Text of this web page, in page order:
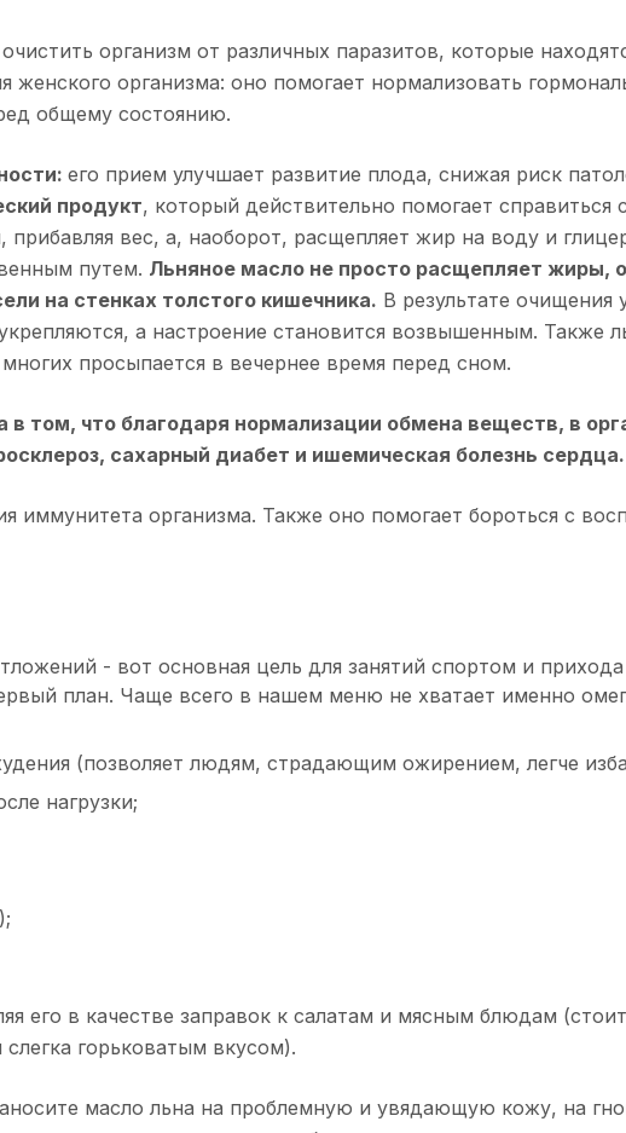
организм от различных паразитов, которые
женского организма: оно помогает нормализовать
общему состоянию.
его прием улучшает развитие плода, снижая риск
продукт, который действительно помогает справиться
вес, а, наоборот, расщепляет жир на воду и
путем. Льняное масло не просто расщепляет жиры,
на стенках толстого кишечника. В результате очищения
а настроение становится возвышенным. Также
просыпается в вечернее время перед сном.
в том, что благодаря нормализации обмена веществ, в
сахарный диабет и ишемическая болезнь сердца.
организма. Также оно помогает бороться с
- вот основная цель для занятий спортом и
план. Чаще всего в нашем меню не хватает именно
(позволяет людям, страдающим ожирением, легче
нагрузки;
его в качестве заправок к салатам и мясным блюдам
горьковатым вкусом).
масло льна на проблемную и увядающую кожу, на